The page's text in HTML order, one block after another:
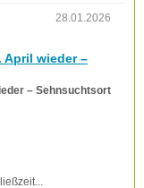
28.01.2026
April wieder –
– Sehnsuchtsort